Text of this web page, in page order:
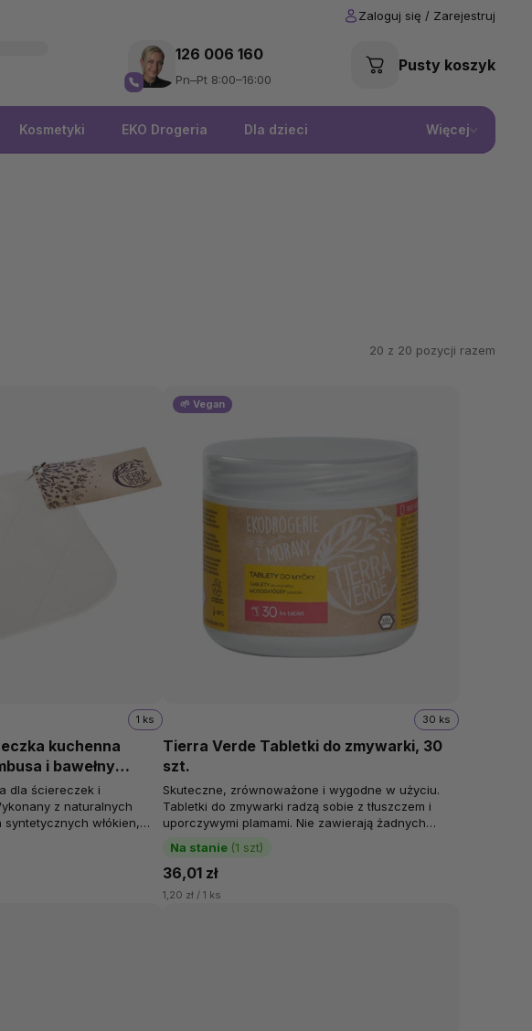
Pusty koszyk
126 006 160
Pn–Pt 8:00–16:00
Kosmetyki EKO Drogeria Dla dzieci Więcej
20 z 20 pozycji razem
kuchenna
i bawełny
1 ks
dla ściereczek i
z naturalnych
syntetycznych włókien,
i glebę....
🌱 Vegan
Tierra Verde Tabletki do zmywarki, 30
szt.
Na stanie (1 szt)
30 ks
36,01 zł
1,20 zł / 1 ks
Skuteczne, zrównoważone i wygodne w użyciu.
Tabletki do zmywarki radzą sobie z tłuszczem i
uporczywymi plamami. Nie zawierają żadnych
syntetycznych zapachów, które...